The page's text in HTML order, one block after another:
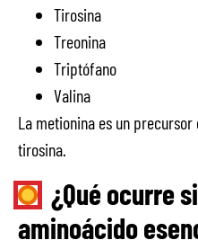
Tirosina
Treonina
Triptófano
Valina
La metionina es un
tirosina.
¿Qué ocurre
aminoácido